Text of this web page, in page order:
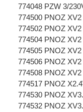
774048 PZW 3/
774500 PNOZ
774502 PNOZ
774504 PNOZ
774505 PNOZ
774506 PNOZ
774508 PNOZ
774517 PNOZ
774530 PNOZ
774532 PNOZ